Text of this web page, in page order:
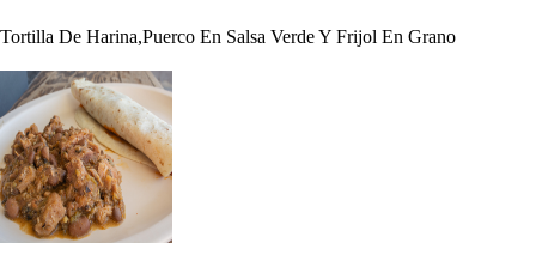
Tortilla De Harina,Puerco En Salsa Verde Y Frijol En Grano